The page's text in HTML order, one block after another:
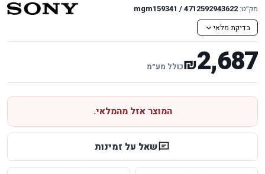
מק״ט: mgm159341 / 4712592943622
בדיקת מלאי
2,687
₪כולל מע״מ
המוצר אזל מהמלאי.
שאל על זמינות